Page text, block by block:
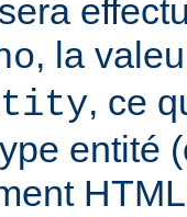
, la
, ce
entité